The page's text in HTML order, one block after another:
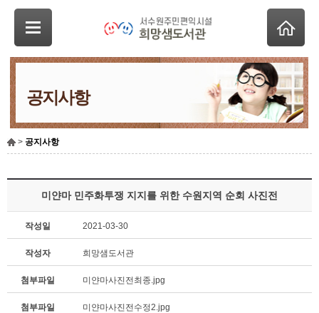
> 공지사항
공지사항
미얀마 민주화투쟁 지지를 위한 수원지역 순회 사진전
작성일 2021-03-30
작성자 희망샘도서관
첨부파일 미얀마사진전최종.jpg
첨부파일 미얀마사진전수정2.jpg